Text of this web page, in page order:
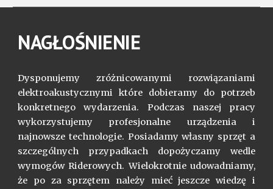
NAGŁOŚNIENIE
Dysponujemy zróżnicowanymi rozwiązaniami
elektroakustycznymi które dobieramy do potrzeb
konkretnego wydarzenia. Podczas naszej pracy
wykorzystujemy profesjonalne urządzenia i
najnowsze technologie. Posiadamy własny sprzęt a
szczególnych przypadkach dopożyczamy wedle
wymogów Riderowych. Wielokrotnie udowadniamy,
że po za sprzętem należy mieć jeszcze wiedzę i